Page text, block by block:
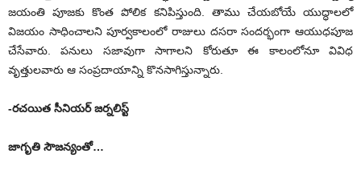
జయంతి పూజకు కొంత పోలిక కనిపిస్తుంది. తాము చేయబోయే యుద్ధాలలో
విజయం సాధించాలని పూర్వకాలంలో రాజులు దసరా సందర్భంగా ఆయుధపూజ
చేసేవారు. పనులు సజావుగా సాగాలని కోరుతూ ఈ కాలంలోనూ వివిధ
వృత్తులవారు ఆ సంప్రదాయాన్ని కొనసాగిస్తున్నారు.
-ర‌చ‌యిత‌ సీనియర్‌ ‌జర్నలిస్ట్
జాగృతి సౌజ‌న్యంతో…